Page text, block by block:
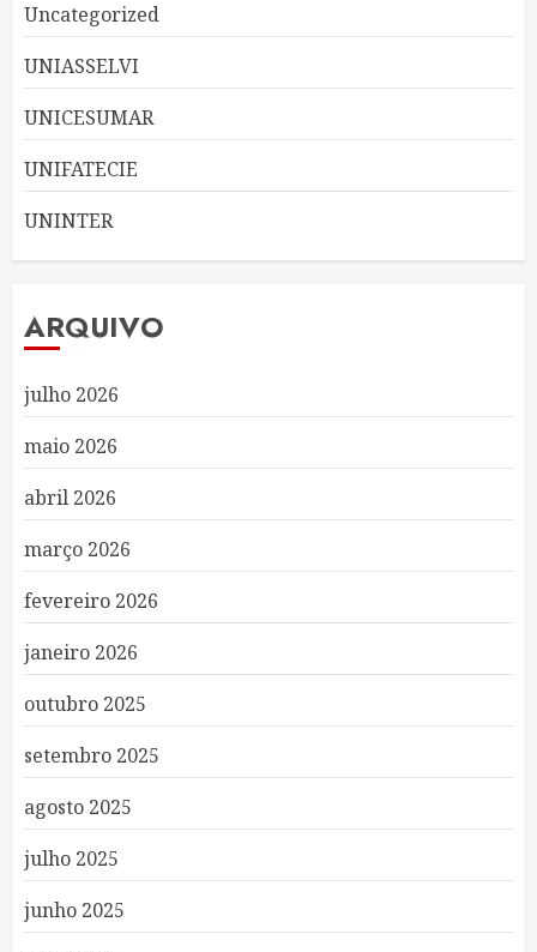
Uncategorized
UNIASSELVI
UNICESUMAR
UNIFATECIE
UNINTER
ARQUIVO
julho 2026
maio 2026
abril 2026
março 2026
fevereiro 2026
janeiro 2026
outubro 2025
setembro 2025
agosto 2025
julho 2025
junho 2025